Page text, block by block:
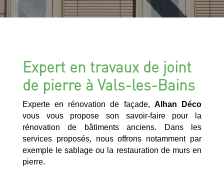
Expert en travaux de joint
de pierre à Vals-les-Bains
Experte en rénovation de façade, Alhan Déco
vous vous propose son savoir-faire pour la
rénovation de bâtiments anciens. Dans les
services proposés, nous offrons notamment par
exemple le sablage ou la restauration de murs en
pierre.